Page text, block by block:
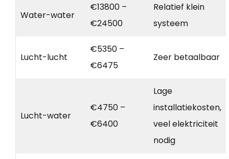
Water-water
€13800 –
€24500
Relatief klein
systeem
Lucht-lucht
€5350 –
€6475
Zeer betaalbaar
Lucht-water
€4750 –
€6400
Lage
installatiekosten,
veel elektriciteit
nodig